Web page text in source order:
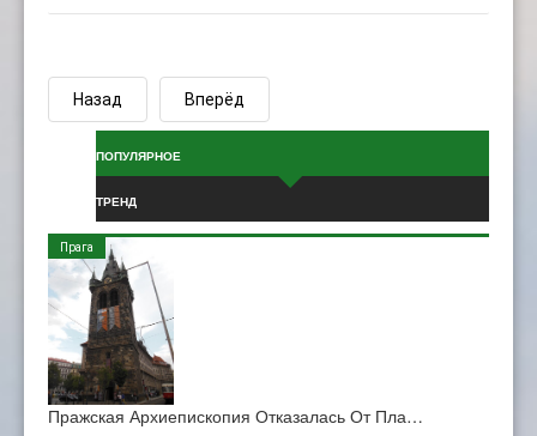
Назад Вперёд
ПОПУЛЯРНОЕ
ТРЕНД
Пражская Архиепископия Отказалась От Пла…
Прага